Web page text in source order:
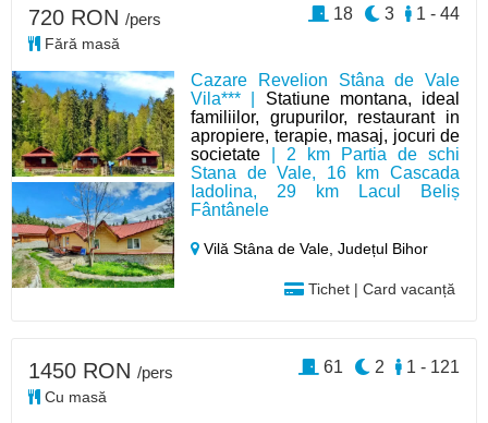
Cazare Revelion Stâna de Vale
Vila*** | Statiune montana, ideal
familiilor, grupurilor, restaurant in
apropiere, terapie, masaj, jocuri de
societate | 2 km Partia de schi
Stana de Vale, 16 km Cascada
Iadolina, 29 km Lacul Beliș
Fântânele
Vilă Stâna de Vale,Județul Bihor
Tichet | Card vacanță
720 RON /pers
Fără masă
1 - 44
3
18
1450 RON /pers
Cu masă
1 - 121
2
61